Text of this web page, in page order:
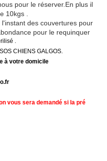
pour le réserver.En plus il
10kgs .
des couvertures pour
pour le requinquer
.
CHIENS GALGOS.
à votre domicile
vous sera demandé si la pré